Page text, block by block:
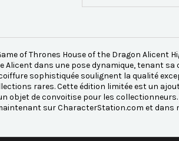
of Thrones House of the Dragon Alicent
dans une pose dynamique, tenant sa
sophistiquée soulignent la qualité
rares. Cette édition limitée est un
objet de convoitise pour les
sur CharacterStation.com et dans